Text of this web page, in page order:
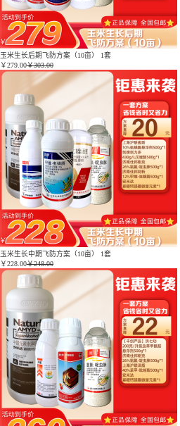
玉米生长后期飞防方案（10亩） 1套
￥279.00￥303.00
玉米生长中期飞防方案（10亩） 1套
￥228.00￥248.00